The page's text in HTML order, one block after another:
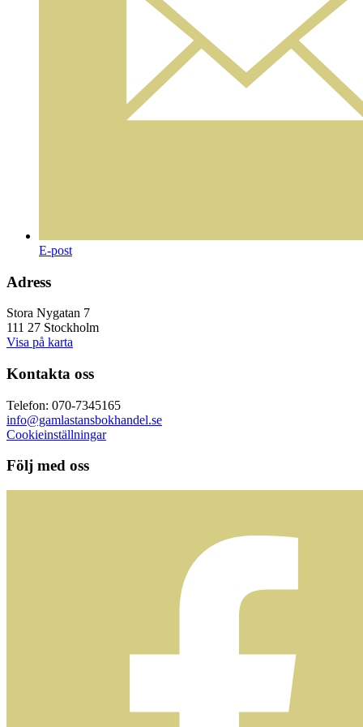
E-post
Adress
Stora Nygatan 7
111 27 Stockholm
Visa på karta
Kontakta oss
Telefon: 070-7345165
info@gamlastansbokhandel.se
Cookieinställningar
Följ med oss